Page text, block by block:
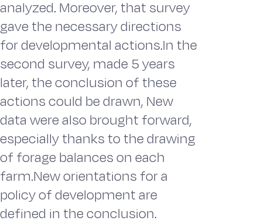
analyzed. Moreover, that survey
gave the necessary directions
for developmental actions.In the
second survey, made 5 years
later, the conclusion of these
actions could be drawn, New
data were also brought forward,
especially thanks to the drawing
of forage balances on each
farm.New orientations for a
policy of development are
defined in the conclusion.